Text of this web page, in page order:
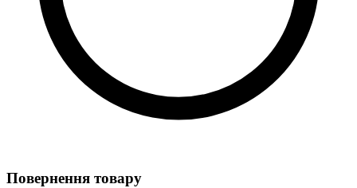
Повернення товару